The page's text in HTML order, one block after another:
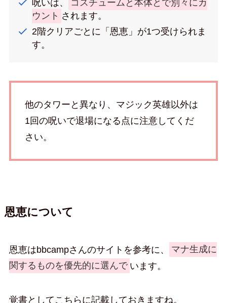
呪いは、
コスチュームと本体とで別々にカ
ウント されます。
2階クリアごとに「恩恵」が1つ受けられま
す。
他のタワーと異なり、マジック英雄以外は
1回の呪いで退場になる点に注意してくだ
さい。
恩恵について
恩恵はbbcampさんのサイトを参考に、
マナ生成に
関するものを優先的に選んで います。
覚書としてこちらに記載しておきますね。